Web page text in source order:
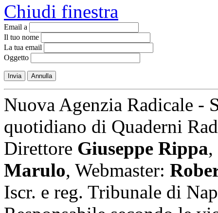
Chiudi finestra
Email a
Il tuo nome
La tua email
Oggetto
Invia Annulla
Nuova Agenzia Radicale -
quotidiano di Quaderni
Direttore Giuseppe Rippa,
Marulo, Webmaster:
Iscr. e reg. Tribunale di